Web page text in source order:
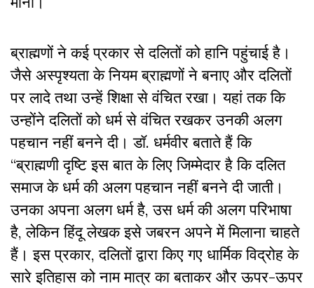
ब्राह्मणों ने कई प्रकार से दलितों को हानि पहुंचाई है।
जैसे अस्पृश्यता के नियम ब्राह्मणों ने बनाए और दलितों
पर लादे तथा उन्हें शिक्षा से वंचित रखा। यहां तक कि
उन्होंने दलितों को धर्म से वंचित रखकर उनकी अलग
पहचान नहीं बनने दी। डॉ. धर्मवीर बताते हैं कि
“ब्राह्मणी दृष्टि इस बात के लिए जिम्मेदार है कि दलित
समाज के धर्म की अलग पहचान नहीं बनने दी जाती।
उनका अपना अलग धर्म है, उस धर्म की अलग परिभाषा
है, लेकिन हिंदू लेखक इसे जबरन अपने में मिलाना चाहते
हैं। इस प्रकार, दलितों द्वारा किए गए धार्मिक विद्रोह के
सारे इतिहास को नाम मात्र का बताकर और ऊपर-ऊपर